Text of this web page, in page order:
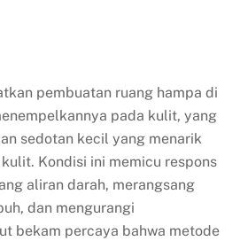
pembuatan ruang hampa di
pada kulit, yang
sedotan kecil yang menarik
Kondisi ini memicu respons
aliran darah, merangsang
dan mengurangi
bekam percaya bahwa metode